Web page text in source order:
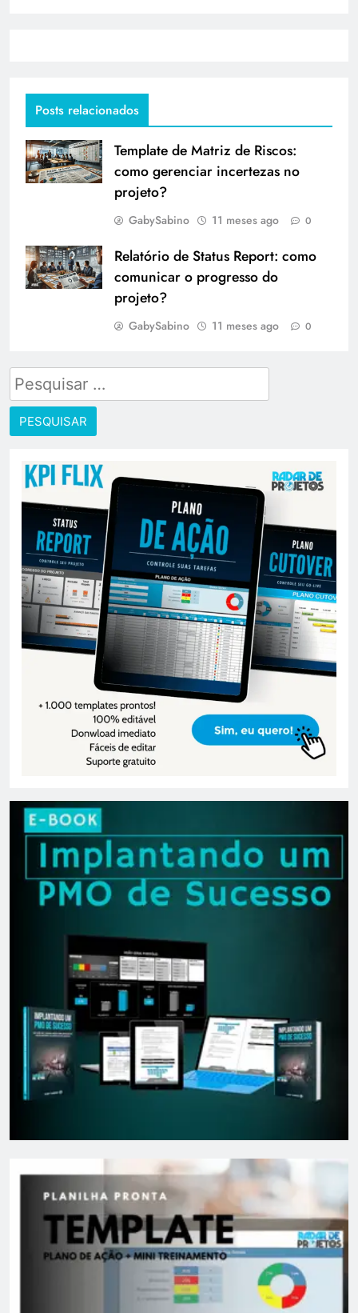
Posts relacionados
Template de Matriz de Riscos:
como gerenciar incertezas no
projeto?
GabySabino 11 meses ago 0
Relatório de Status Report: como
comunicar o progresso do
projeto?
GabySabino 11 meses ago 0